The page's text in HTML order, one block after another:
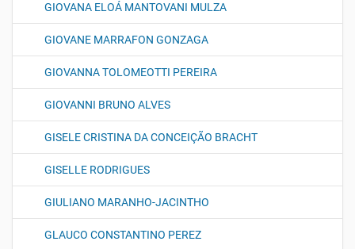
GIOVANA ELOÁ MANTOVANI MULZA
GIOVANE MARRAFON GONZAGA
GIOVANNA TOLOMEOTTI PEREIRA
GIOVANNI BRUNO ALVES
GISELE CRISTINA DA CONCEIÇÃO BRACHT
GISELLE RODRIGUES
GIULIANO MARANHO-JACINTHO
GLAUCO CONSTANTINO PEREZ